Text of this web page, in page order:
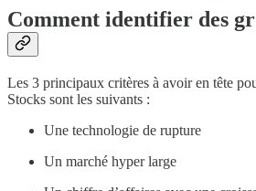
Comment identifier des
Les 3 principaux critères à avoir en tête
Stocks sont les suivants :
Une technologie de rupture
Un marché hyper large